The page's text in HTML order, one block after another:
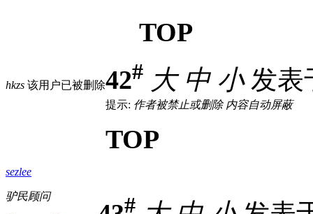
TOP
hkzs 该用户已被删除42# 大 中 小发表
提示: 作者被禁止或删除 内容自动屏蔽
TOP
sezlee
驴民顾问 #